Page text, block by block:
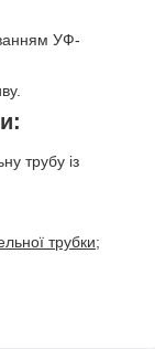
УФ-
трубу із
трубки;